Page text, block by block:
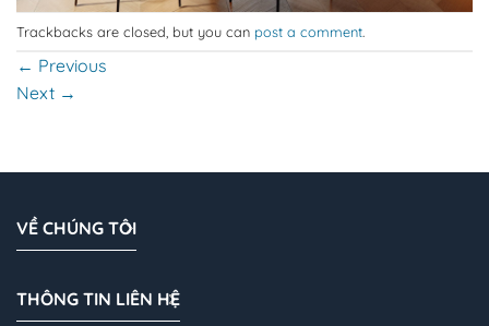
Trackbacks are closed, but you can post a comment.
← Previous
Next →
VỀ CHÚNG TÔI
THÔNG TIN LIÊN HỆ